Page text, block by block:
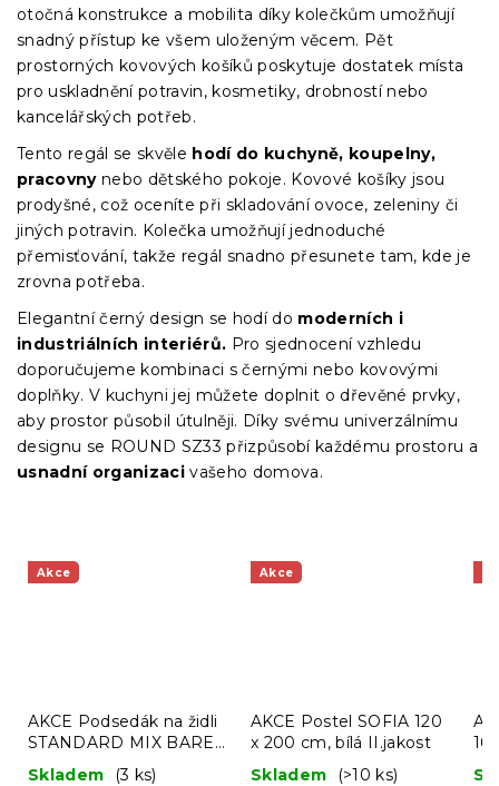
otočná konstrukce a mobilita díky kolečkům umožňují
snadný přístup ke všem uloženým věcem. Pět
prostorných kovových košíků poskytuje dostatek místa
pro uskladnění potravin, kosmetiky, drobností nebo
kancelářských potřeb.
Tento regál se skvěle hodí do kuchyně, koupelny,
pracovnynebo dětského pokoje. Kovové košíky jsou
prodyšné, což oceníte při skladování ovoce, zeleniny či
jiných potravin. Kolečka umožňují jednoduché
přemisťování, takže regál snadno přesunete tam, kde je
zrovna potřeba.
Elegantní černý design se hodí do moderních i
industriálních interiérů. Pro sjednocení vzhledu
doporučujeme kombinaci s černými nebo kovovými
doplňky. V kuchyni jej můžete doplnit o dřevěné prvky,
aby prostor působil útulněji. Díky svému univerzálnímu
designu se ROUND SZ33 přizpůsobí každému prostoru a
usnadní organizaci vašeho domova.
Akce
AKCE Podsedák na židli
STANDARD MIX BAREV
II. jakost
Skladem (3 ks)
Akce
AKCE Postel SOFIA 120
x 200 cm, bílá II.jakost
Skladem
(>10 ks)